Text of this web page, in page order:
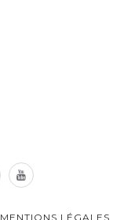
MENTIONS LÉGALES